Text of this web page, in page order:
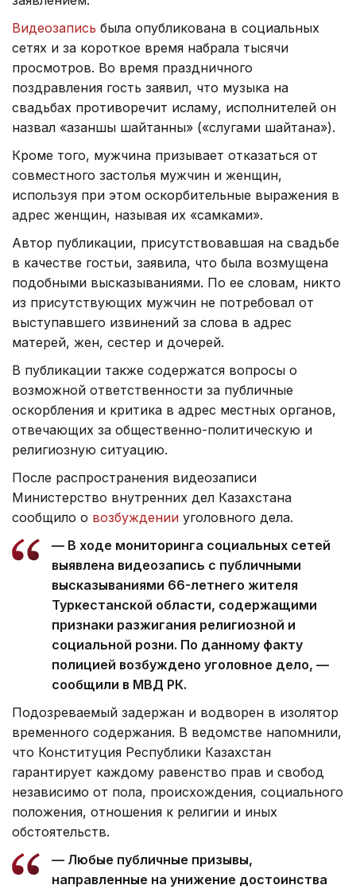
Видеозапись была опубликована в социальных
сетях и за короткое время набрала тысячи
просмотров. Во время праздничного
поздравления гость заявил, что музыка на
свадьбах противоречит исламу, исполнителей он
назвал «азаншы шайтанның» («слугами шайтана»).
Кроме того, мужчина призывает отказаться от
совместного застолья мужчин и женщин,
используя при этом оскорбительные выражения в
адрес женщин, называя их «самками».
Автор публикации, присутствовавшая на свадьбе
в качестве гостьи, заявила, что была возмущена
подобными высказываниями. По ее словам, никто
из присутствующих мужчин не потребовал от
выступавшего извинений за слова в адрес
матерей, жен, сестер и дочерей.
В публикации также содержатся вопросы о
возможной ответственности за публичные
оскорбления и критика в адрес местных органов,
отвечающих за общественно-политическую и
религиозную ситуацию.
После распространения видеозаписи
Министерство внутренних дел Казахстана
сообщило о возбуждении уголовного дела.
— В ходе мониторинга социальных сетей
выявлена видеозапись с публичными
высказываниями 66-летнего жителя
Туркестанской области, содержащими
признаки разжигания религиозной и
социальной розни. По данному факту
полицией возбуждено уголовное дело, —
сообщили в МВД РК.
Подозреваемый задержан и водворен в изолятор
временного содержания. В ведомстве напомнили,
что Конституция Республики Казахстан
гарантирует каждому равенство прав и свобод
независимо от пола, происхождения, социального
положения, отношения к религии и иных
обстоятельств.
— Любые публичные призывы,
направленные на унижение достоинства